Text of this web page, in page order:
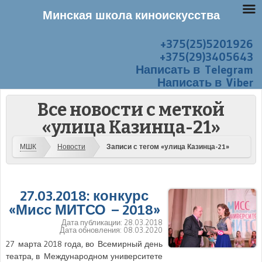
+375(25)5201926
+375(29)3405643
Написать в Telegram
Написать в Viber
Все новости с меткой
«улица Казинца-21»
МШК Новости Записи с тегом «улица Казинца-21»
27.03.2018: конкурс
«Мисс МИТСО – 2018»
Дата публикации: 28.03.2018
Дата обновления: 08.03.2020
27 марта 2018 года, во Всемирный день
театра, в Международном университете
Минская школа киноискусства